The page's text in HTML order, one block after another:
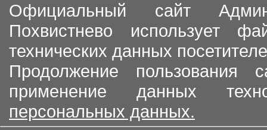
Официальный сайт
Похвистнево использует
технических данных
Продолжение пользования
применение данных
персональных данных.